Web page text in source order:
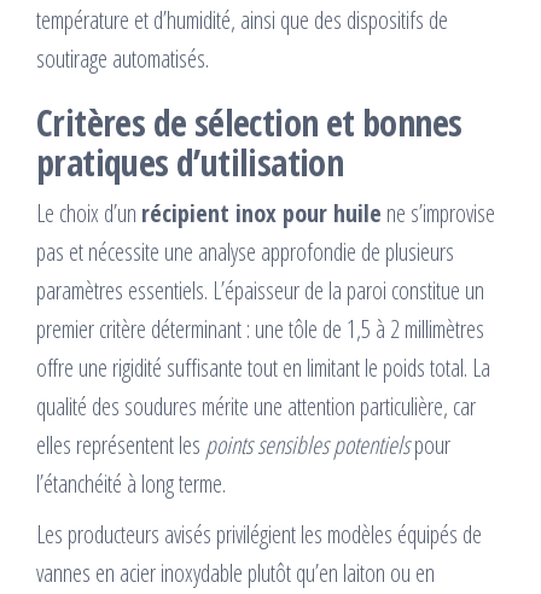
température et d’humidité, ainsi que des dispositifs de
soutirage automatisés.
Critères de sélection et bonnes
pratiques d’utilisation
Le choix d’un récipient inox pour huile ne s’improvise
pas et nécessite une analyse approfondie de plusieurs
paramètres essentiels. L’épaisseur de la paroi constitue un
premier critère déterminant : une tôle de 1,5 à 2 millimètres
offre une rigidité suffisante tout en limitant le poids total. La
qualité des soudures mérite une attention particulière, car
elles représentent les points sensibles potentielspour
l’étanchéité à long terme.
Les producteurs avisés privilégient les modèles équipés de
vannes en acier inoxydable plutôt qu’en laiton ou en